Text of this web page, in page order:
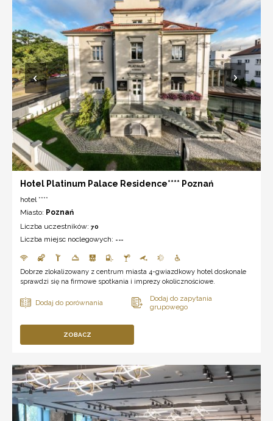
Hotel Platinum Palace Residence**** Poznań
hotel ****
Miasto: Poznań
Liczba uczestników: 70
Liczba miejsc noclegowych: ---
Dobrze zlokalizowany z centrum miasta 4-gwiazdkowy hotel doskonale
sprawdzi się na firmowe spotkania i imprezy okolicznościowe.
ZOBACZ